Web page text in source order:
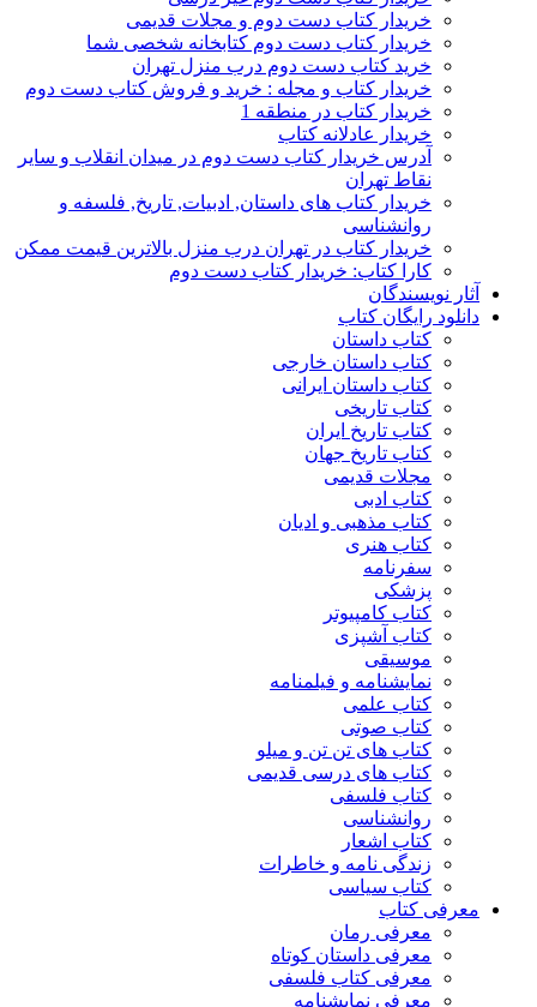
خریدار کتاب دست دوم و مجلات قدیمی
خریدار کتاب دست دوم کتابخانه شخصی شما
خرید کتاب دست دوم درب منزل تهران
خریدار کتاب و مجله : خرید و فروش کتاب دست دوم
خریدار کتاب در منطقه 1
خریدار عادلانه کتاب
آدرس خریدار کتاب دست دوم در میدان انقلاب و سایر
نقاط تهران
خریدار کتاب های داستان, ادبیات, تاریخ, فلسفه و
روانشناسی
خریدار کتاب در تهران درب منزل بالاترین قیمت ممکن
کارا کتاب: خریدار کتاب دست دوم
آثار نویسندگان
دانلود رایگان کتاب
کتاب داستان
کتاب داستان خارجی
کتاب داستان ایرانی
کتاب تاریخی
کتاب تاریخ ایران
کتاب تاریخ جهان
مجلات قدیمی
کتاب ادبی
کتاب مذهبی و ادیان
کتاب هنری
سفرنامه
پزشکی
کتاب کامپیوتر
کتاب آشپزی
موسیقی
نمایشنامه و فیلمنامه
کتاب علمی
کتاب صوتی
کتاب های تن تن و میلو
کتاب های درسی قدیمی
کتاب فلسفی
روانشناسی
کتاب اشعار
زندگی نامه و خاطرات
کتاب سیاسی
معرفی کتاب
معرفی رمان
معرفی داستان کوتاه
معرفی کتاب فلسفی
معرفی نمایشنامه